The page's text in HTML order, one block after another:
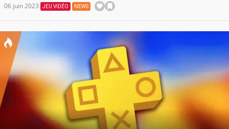
06 juin 2023 JEU VIDÉO NEWS